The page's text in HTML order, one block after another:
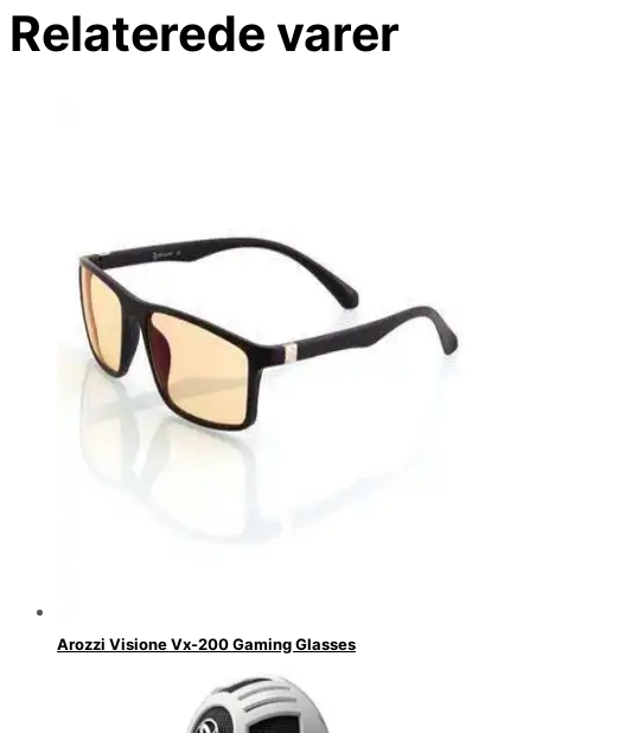
Relaterede varer
Arozzi Visione Vx-200 Gaming Glasses